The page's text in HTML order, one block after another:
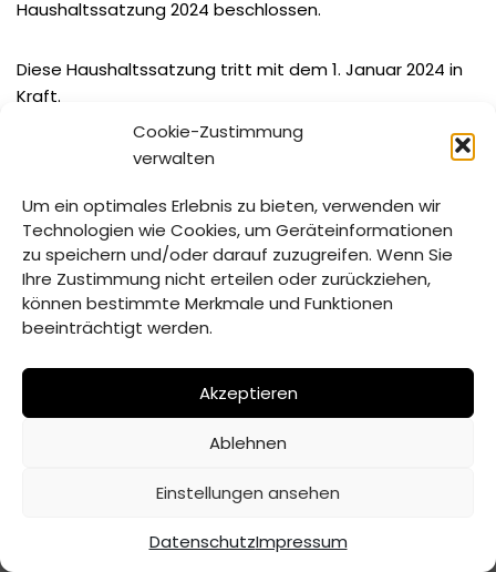
Cookie-Zustimmung
verwalten
Um ein optimales Erlebnis zu bieten, verwenden wir
Technologien wie Cookies, um Geräteinformationen
zu speichern und/oder darauf zuzugreifen. Wenn Sie
Ihre Zustimmung nicht erteilen oder zurückziehen,
können bestimmte Merkmale und Funktionen
beeinträchtigt werden.
Akzeptieren
Ablehnen
Einstellungen ansehen
DatenschutzImpressum
Haushaltssatzung 2024 beschlossen.
Diese Haushaltssatzung tritt mit dem 1. Januar 2024 in
Kraft.
Mit U+S Bekanntmachung Haushalt 2024 Haselbach Herunterladen
Schlagwörter: GEMEINDE HASELBACH
HAUSHALTSSATZUNG 2024
© Verwaltungsgemeinschaft Mitterfels | 2026 |
Datenschutz
Impressum Inhaltsverzeichnis